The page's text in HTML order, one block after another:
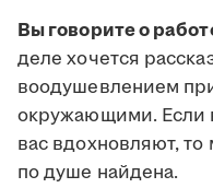
Вы говорите о
деле хочется
воодушевлением
окружающими. Если
вас вдохновляют, то
по душе найдена.